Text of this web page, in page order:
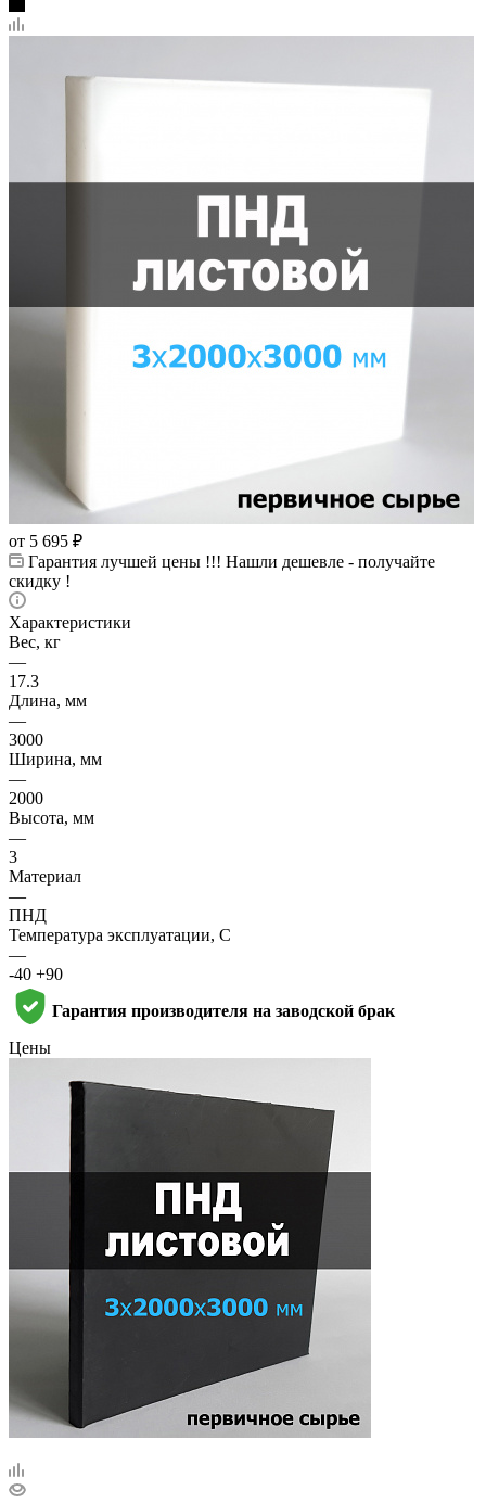
от 5 695 ₽
Гарантия лучшей цены !!! Нашли дешевле - получайте
скидку !
Характеристики
Вес, кг
—
17.3
Длина, мм
—
3000
Ширина, мм
—
2000
Высота, мм
—
3
Материал
—
ПНД
Температура эксплуатации, С
—
-40 +90
Гарантия производителя на заводской брак
Цены